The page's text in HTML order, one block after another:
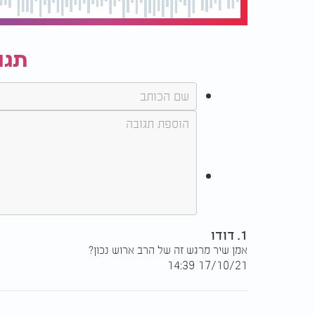
1. דודו
אמן שיר מרגש זה של הרב ארוש נכון?
17/10/21 14:39